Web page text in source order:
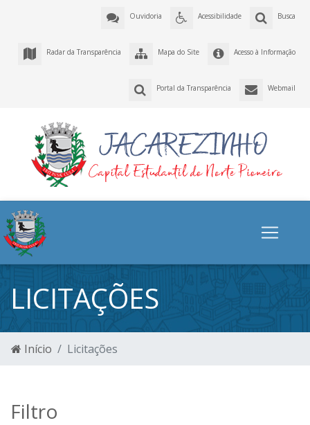
Busca
Acessibilidade
Ouvidoria
Acesso à Informação
Mapa do Site
Radar da Transparência
Webmail
Portal da Transparência
LICITAÇÕES
Início Licitações
Filtro